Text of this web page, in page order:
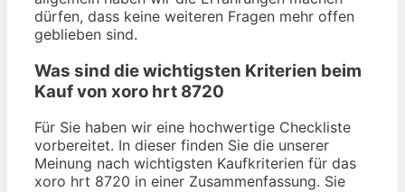
dürfen, dass keine weiteren Fragen mehr offen
geblieben sind.
Was sind die wichtigsten Kriterien beim
Kauf von xoro hrt 8720
Für Sie haben wir eine hochwertige Checkliste
vorbereitet. In dieser finden Sie die unserer
Meinung nach wichtigsten Kaufkriterien für das
xoro hrt 8720 in einer Zusammenfassung. Sie